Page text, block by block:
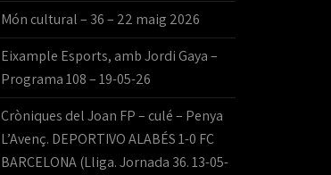
Món cultural – 36 – 22 maig 2026
Eixample Esports, amb Jordi Gaya –
Programa 108 – 19-05-26
Cròniques del Joan FP – culé – Penya
L’Avenç. DEPORTIVO ALABÉS 1-0 FC
BARCELONA (Lliga. Jornada 36. 13-05-